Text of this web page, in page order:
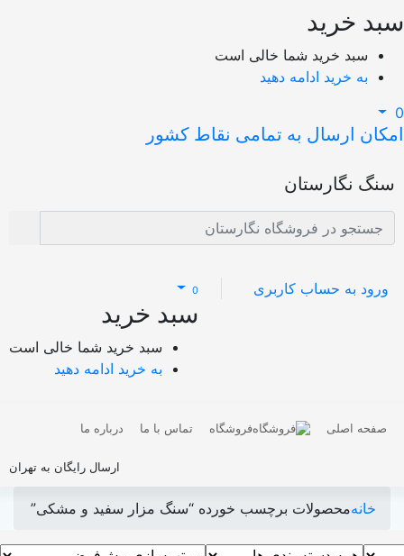
خرید
سبد خرید شما خالی است
به خرید ادامه دهید
ارسال به تمامی نقاط کشور
نگارستان
ورود به حساب کاربری
سبد خرید
سبد خرید شما خالی است
به خرید ادامه دهید
صفحه اصلی فروشگاه تماس با ما درباره ما
ارسال رایگان به تهران
خانهمحصولات برچسب خورده “سنگ مزار سفید و مشکی”